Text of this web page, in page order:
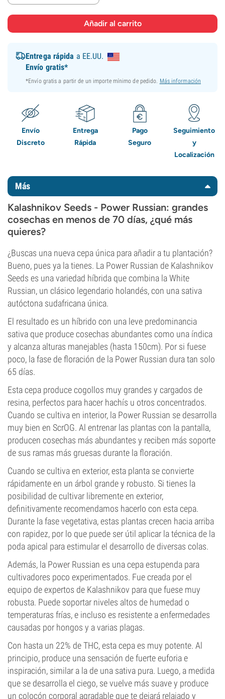
Entrega rápida a EE.UU.
Envío gratis*
*Envío gratis a partir de un importe mínimo de pedido. Más información
Envío
Discreto
Entrega
Rápida
Pago
Seguro
Seguimiento
y
Localización
Más
Kalashnikov Seeds - Power Russian: grandes
cosechas en menos de 70 días, ¿qué más
quieres?
¿Buscas una nueva cepa única para añadir a tu plantación?
Bueno, pues ya la tienes. La Power Russian de Kalashnikov
Seeds es una variedad híbrida que combina la White
Russian, un clásico legendario holandés, con una sativa
autóctona sudafricana única.
El resultado es un híbrido con una leve predominancia
sativa que produce cosechas abundantes como una índica
y alcanza alturas manejables (hasta 150cm). Por si fuese
poco, la fase de floración de la Power Russian dura tan solo
65 días.
Esta cepa produce cogollos muy grandes y cargados de
resina, perfectos para hacer hachís u otros concentrados.
Cuando se cultiva en interior, la Power Russian se desarrolla
muy bien en ScrOG. Al entrenar las plantas con la pantalla,
producen cosechas más abundantes y reciben más soporte
de sus ramas más gruesas durante la floración.
Cuando se cultiva en exterior, esta planta se convierte
rápidamente en un árbol grande y robusto. Si tienes la
posibilidad de cultivar libremente en exterior,
definitivamente recomendamos hacerlo con esta cepa.
Durante la fase vegetativa, estas plantas crecen hacia arriba
con rapidez, por lo que puede ser útil aplicar la técnica de la
poda apical para estimular el desarrollo de diversas colas.
Además, la Power Russian es una cepa estupenda para
cultivadores poco experimentados. Fue creada por el
equipo de expertos de Kalashnikov para que fuese muy
robusta. Puede soportar niveles altos de humedad o
temperaturas frías, e incluso es resistente a enfermedades
causadas por hongos y a varias plagas.
Con hasta un 22% de THC, esta cepa es muy potente. Al
principio, produce una sensación de fuerte euforia e
inspiración, similar a la de una sativa pura. Luego, a medida
que se desarrolla el ciego, se vuelve más suave y produce
un colocón corporal agradable que te dejará relajado y